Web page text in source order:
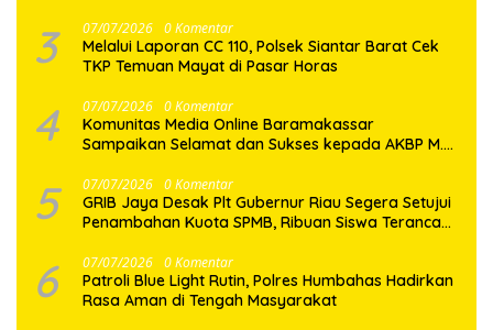
3 07/07/2026 0 Komentar
Melalui Laporan CC 110, Polsek Siantar Barat Cek
TKP Temuan Mayat di Pasar Horas
4 07/07/2026 0 Komentar
Komunitas Media Online Baramakassar
Sampaikan Selamat dan Sukses kepada AKBP M.
5 07/07/2026 0 Komentar
GRIB Jaya Desak Plt Gubernur Riau Segera Setujui
Penambahan Kuota SPMB, Ribuan Siswa Terancam
6 07/07/2026 0 Komentar
Patroli Blue Light Rutin, Polres Humbahas Hadirkan
Rasa Aman di Tengah Masyarakat